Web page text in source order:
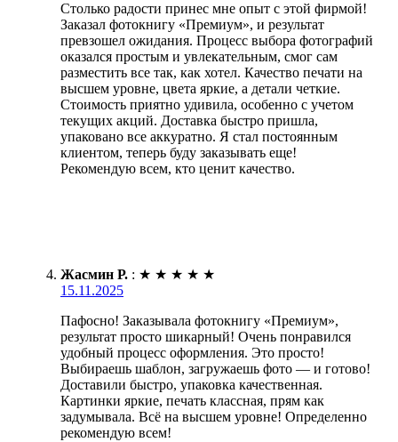
Столько радости принес мне опыт с этой фирмой!
Заказал фотокнигу «Премиум», и результат
превзошел ожидания. Процесс выбора фотографий
оказался простым и увлекательным, смог сам
разместить все так, как хотел. Качество печати на
высшем уровне, цвета яркие, а детали четкие.
Стоимость приятно удивила, особенно с учетом
текущих акций. Доставка быстро пришла,
упаковано все аккуратно. Я стал постоянным
клиентом, теперь буду заказывать еще!
Рекомендую всем, кто ценит качество.
Жасмин Р. : ★ ★ ★ ★ ★
15.11.2025
Пафосно! Заказывала фотокнигу «Премиум»,
результат просто шикарный! Очень понравился
удобный процесс оформления. Это просто!
Выбираешь шаблон, загружаешь фото — и готово!
Доставили быстро, упаковка качественная.
Картинки яркие, печать классная, прям как
задумывала. Всё на высшем уровне! Определенно
рекомендую всем!